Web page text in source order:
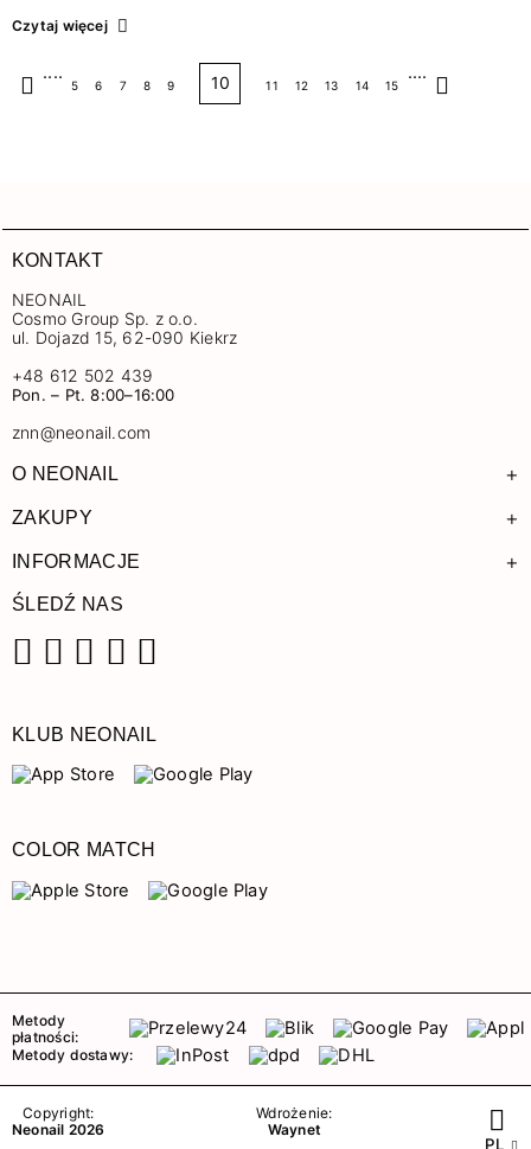
wpływem otoczenia! Stwórz kompletną terapię, dopasowaną do
Czytaj więcej
....
5 6 7 8 9 10 11 12 13 14 15
....
KONTAKT
NEONAIL
Cosmo Group Sp. z o.o.
ul. Dojazd 15, 62-090 Kiekrz
+48 612 502 439
Pon. – Pt. 8:00–16:00
znn@neonail.com
O NEONAIL +
ZAKUPY +
INFORMACJE +
ŚLEDŹ NAS
KLUB NEONAIL
COLOR MATCH
Metody
płatności:
Metody dostawy:
Copyright:
Neonail 2026
Wdrożenie:
Waynet
PL